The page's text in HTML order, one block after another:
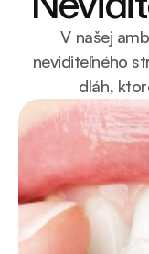
V našej
neviditeľného
dláh,